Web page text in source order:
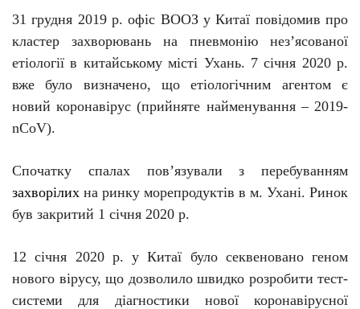
31 грудня 2019 р. офіс ВООЗ у Китаї повідомив про
кластер захворювань на пневмонію нез’ясованої
етіології в китайському місті Ухань. 7 січня 2020 р.
вже було визначено, що етіологічним агентом є
новий коронавірус (прийняте найменування – 2019-
nCoV).
Спочатку спалах пов’язували з перебуванням
захворілих на ринку морепродуктів в м. Ухані. Ринок
був закритий 1 січня 2020 р.
12 січня 2020 р. уКитаї було секвеновано геном
нового вірусу, що дозволило швидко розробити тест-
системи для діагностики нової коронавірусної